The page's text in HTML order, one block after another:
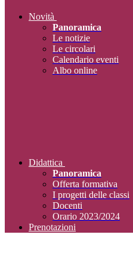
Novità
Panoramica
Le notizie
Le circolari
Calendario eventi
Albo online
Didattica
Panoramica
Offerta formativa
I progetti delle classi
Docenti
Orario 2023/2024
Prenotazioni